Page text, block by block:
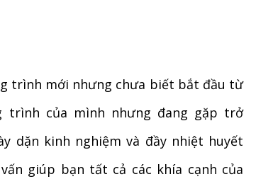
trình mới nhưng chưa biết bắt đầu từ
trình của mình nhưng đang gặp trở
dặn kinh nghiệm và đầy nhiệt huyết
giúp bạn tất cả các khía cạnh của